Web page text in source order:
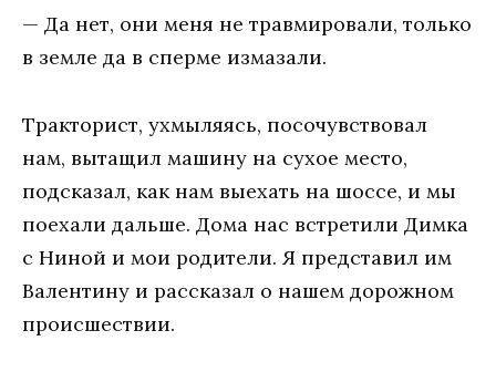
— Да нет, они меня не травмировали, только
в земле да в сперме измазали.
Тракторист, ухмыляясь, посочувствовал
нам, вытащил машину на сухое место,
подсказал, как нам выехать на шоссе, и мы
поехали дальше. Дома нас встретили Димка
с Ниной и мои родители. Я представил им
Валентину и рассказал о нашем дорожном
происшествии.